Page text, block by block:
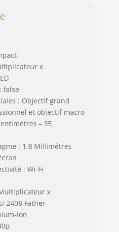
x
false
: Objectif grand
et objectif macro
– 35
: 1,8 Millimètres
: Wi-Fi
x
2408 Father
ion